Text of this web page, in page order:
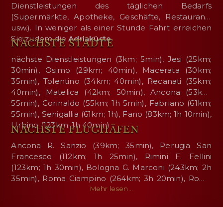
Dienstleistungen des täglichen Bedarfs
(Supermärkte, Apotheke, Geschäfte, Restaurants
usw.). In weniger als einer Stunde Fahrt erreichen
Sie zudem dieAdriaküste.
NÄCHSTE STÄDTE
nächste Dienstleistungen (3km; 5min), Jesi (25km;
30min), Osimo (29km; 40min), Macerata (30km;
35min), Tolentino (34km; 40min), Recanati (35km;
40min), Matelica (42km; 50min), Ancona (53km;
55min), Corinaldo (55km; 1h 5min), Fabriano (61km;
55min), Senigallia (61km; 1h), Fano (83km; 1h 10min),
Urbino (123km; 1h 40min)
NÄCHSTE FLUGHÄFEN
Ancona R. Sanzio (39km; 35min), Perugia San
Francesco (112km; 1h 25min), Rimini F. Fellini
(123km; 1h 30min), Bologna G. Marconi (243km; 2h
35min), Roma Ciampino (264km; 3h 20min), Roma
Fiumicino (278km; 3h 25min)
Mehr lesen...